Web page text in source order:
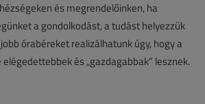
és megrendelőinken, ha
a gondolkodást, a tudást helyezzük
órabéreket realizálhatunk úgy, hogy a
és „gazdagabbak” lesznek.